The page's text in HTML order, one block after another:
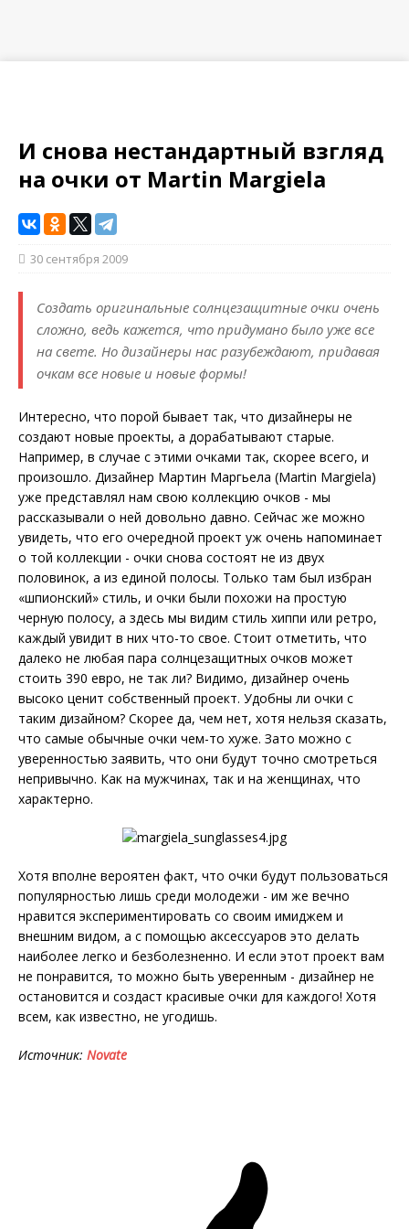
И снова нестандартный взгляд
на очки от Martin Margiela
30 сентября 2009
Создать оригинальные солнцезащитные очки очень
сложно, ведь кажется, что придумано было уже все
на свете. Но дизайнеры нас разубеждают, придавая
очкам все новые и новые формы!
Интересно, что порой бывает так, что дизайнеры не
создают новые проекты, а дорабатывают старые.
Например, в случае с этими очками так, скорее всего, и
произошло. Дизайнер Мартин Маргьела (Martin Margiela)
уже представлял нам свою коллекцию очков - мы
рассказывали о ней довольно давно. Сейчас же можно
увидеть, что его очередной проект уж очень напоминает
о той коллекции - очки снова состоят не из двух
половинок, а из единой полосы. Только там был избран
«шпионский» стиль, и очки были похожи на простую
черную полосу, а здесь мы видим стиль хиппи или ретро,
каждый увидит в них что-то свое. Стоит отметить, что
далеко не любая пара солнцезащитных очков может
стоить 390 евро, не так ли? Видимо, дизайнер очень
высоко ценит собственный проект. Удобны ли очки с
таким дизайном? Скорее да, чем нет, хотя нельзя сказать,
что самые обычные очки чем-то хуже. Зато можно с
уверенностью заявить, что они будут точно смотреться
непривычно. Как на мужчинах, так и на женщинах, что
характерно.
Хотя вполне вероятен факт, что очки будут пользоваться
популярностью лишь среди молодежи - им же вечно
нравится экспериментировать со своим имиджем и
внешним видом, а с помощью аксессуаров это делать
наиболее легко и безболезненно. И если этот проект вам
не понравится, то можно быть уверенным - дизайнер не
остановится и создаст красивые очки для каждого! Хотя
всем, как известно, не угодишь.
Источник: Novate